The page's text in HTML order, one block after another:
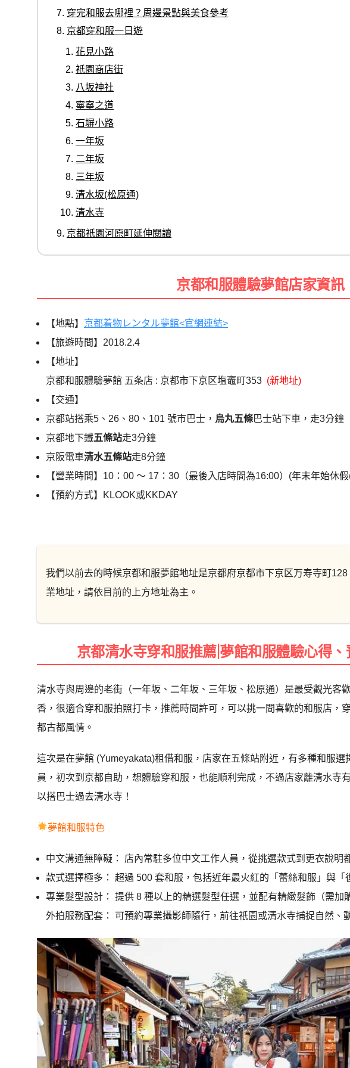
穿完和服去哪裡？周邊景點與美食參考
京都穿和服一日遊
花見小路
祇園商店街
八坂神社
寧寧之道
石塀小路
一年坂
二年坂
三年坂
清水坂(松原通)
清水寺
京都祇園河原町延伸閱讀
京都和服體驗夢館店家資訊
【地點】 京都着物レンタル夢館<官網連結>
【旅遊時間】2018.2.4
【地址】
京都和服體驗夢館 五条店 : 京都市下京区塩竈町353 (新地址)
【交通】
京都站搭乘5、26、80、101 號市巴士， 烏丸五條巴士站下車，走3分鐘
京都地下鐵五條站走3分鐘
京阪電車清水五條站走8分鐘
【營業時間】10：00 ～ 17：30（最後入店時間為16:00）(年末年始休
【預約方式】KLOOK或KKDAY
我們以前去的時候京都和服夢館地址是京都府京都市下京区万寿寺町
業地址，請依目前的上方地址為主。
京都清水寺穿和服推薦|夢館和服體驗心得
清水寺與周邊的老街（一年坂、二年坂、三年坂、松原通）是最受觀光客
香，很適合穿和服拍照打卡，推薦時間許可，可以挑一間喜歡的和服店，
都古都風情。
這次是在夢館 (Yumeyakata)租借和服，店家在五條站附近，有多種和服選
員，初次到京都自助，想體驗穿和服，也能順利完成，不過店家離清水寺
以搭巴士過去清水寺！
夢館和服特色
中文溝通無障礙： 店內常駐多位中文工作人員，從挑選款式到更衣說明
款式選擇極多： 超過 500 套和服，包括近年最火紅的「蕾絲和服」與「
專業髮型設計： 提供 8 種以上的精選髮型任選，並配有精緻髮飾（需加
外拍服務配套： 可預約專業攝影師隨行，前往祇園或清水寺捕捉自然、